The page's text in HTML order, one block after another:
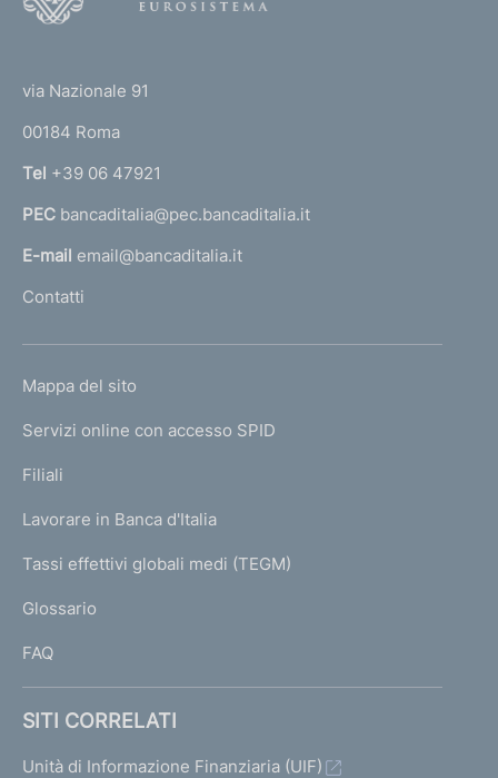
r
n
a
l
'
m
e
a
g
via Nazionale 91
00184 Roma
Tel +39 06 47921
PEC bancaditalia@pec.bancaditalia.it
E-mail email@bancaditalia.it
Contatti
L
N
K
T
I
I
Mappa del sito
Servizi online con accesso SPID
Filiali
Lavorare in Banca d'Italia
Tassi effettivi globali medi (TEGM)
Glossario
FAQ
SITI CORRELATI
Unità di Informazione Finanziaria (UIF)